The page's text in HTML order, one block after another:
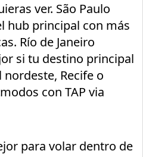
ver. São Paulo
hub principal con más
Río de Janeiro
si tu destino principal
nordeste, Recife o
con TAP via
para volar dentro de